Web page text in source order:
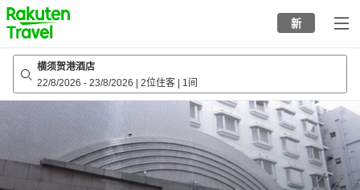
to
top
page
新
横须贺港酒店
22/8/2026 - 23/8/2026 2位住客 1间